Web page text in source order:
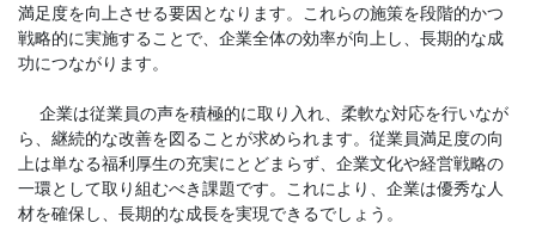
満足度を向上させる要因となります。これらの施策を段階的かつ
戦略的に実施することで、企業全体の効率が向上し、長期的な成
功につながります。
企業は従業員の声を積極的に取り入れ、柔軟な対応を行いなが
ら、継続的な改善を図ることが求められます。従業員満足度の向
上は単なる福利厚生の充実にとどまらず、企業文化や経営戦略の
一環として取り組むべき課題です。これにより、企業は優秀な人
材を確保し、長期的な成長を実現できるでしょう。